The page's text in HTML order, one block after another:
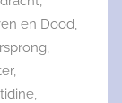
en Dood,
,
,
,